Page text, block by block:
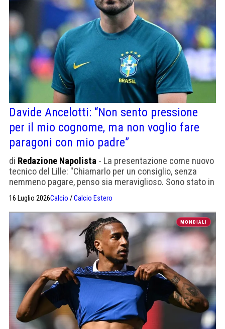
Davide Ancelotti: “Non sento pressione
per il mio cognome, ma non voglio fare
paragoni con mio padre”
di Redazione Napolista - La presentazione come nuovo
tecnico del Lille: "Chiamarlo per un consiglio, senza
nemmeno pagare, penso sia meraviglioso. Sono stato in
molto alti; ho esperienza".
16 Luglio 2026Calcio /Calcio Estero
MONDIALI